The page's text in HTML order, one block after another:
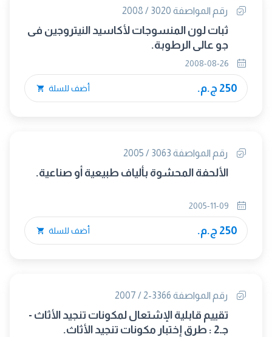
رقم المواصفة 3020 / 2008
ثبات لون المنسوجات لأكاسيد النيتروجين فى
جو عالى الرطوبة.
250 ج.م. أضف للسلة
رقم المواصفة 3063 / 2005
الألحفة المحشوة بألياف طبيعية أو صناعية.
250 ج.م. أضف للسلة
رقم المواصفة 3366-2 / 2007
تقييم قابلية الإشتعال لمكونات تنجيد الأثاث -
جـ2 : طرق إختبار مكونات تنجيد الأثاث.